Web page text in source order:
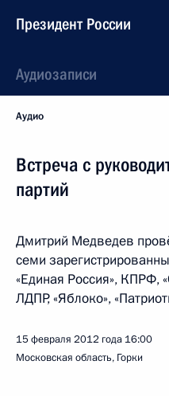
Президент России
Аудиозаписи
Аудио
Встреча с
партий
Дмитрий Медведев
семи
«Единая Россия», КПРФ,
ЛДПР, «Яблоко»,
15 февраля 2012 года 16:00
Московская область, Горки